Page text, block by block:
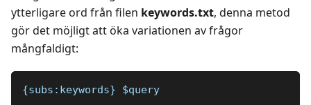
ytterligare ord från filen keywords.txt, denna metod
gör det möjligt att öka variationen av frågor
mångfaldigt:
{subs:keywords} $query